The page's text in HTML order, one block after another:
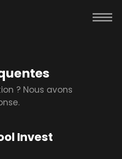
? Nous avons
Invest